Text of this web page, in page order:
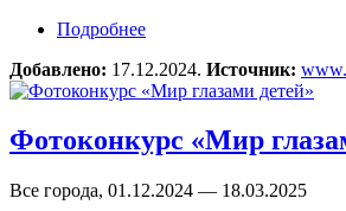
Подробнее
Добавлено: 17.12.2024. Источник:
Фотоконкурс «Мир
Все города, 01.12.2024 — 18.03.2025